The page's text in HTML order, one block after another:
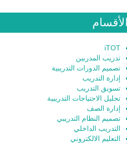
الأقسام
iTOT
تدريب المدربين
تصميم الدورات التدريبية
إدارة التدريب
تسويق التدريب
تحليل الاحتياجات التدريبية
إدارة الصف
تصميم النظام التدريبي
التدريب الداخلي
التعليم الالكتروني